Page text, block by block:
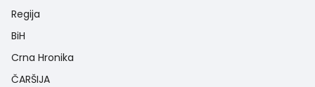
Regija
BiH
Crna Hronika
ČARŠIJA